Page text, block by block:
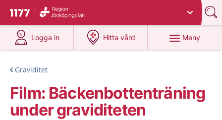
Till startsidan för 1177
Du har valt region
Logga in
på 1177.se
Hitta vård
på 1177.se
Meny
Graviditet
Film: Bäckenbottenträning
under graviditeten